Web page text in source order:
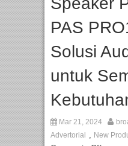
PAS
Solusi
untuk
Mar 21, 2024
Advertorial
, New